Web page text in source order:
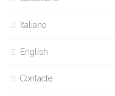
Italiano
English
Contacte